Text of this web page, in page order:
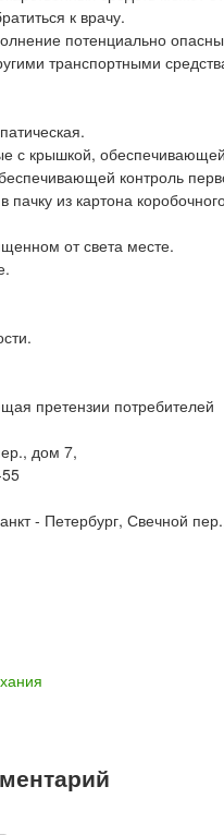
к врачу.
потенциально
транспортными
с крышкой,
контроль
из картона
от света месте.
претензии потребителей
дом 7,
- Петербург, Свечной